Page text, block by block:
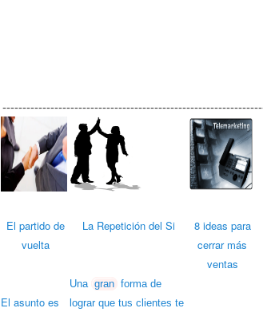
El partido de
vuelta
El asunto es
La Repetición del Si
Una gran forma de
lograr que tus clientes te
8 ideas para
cerrar más
ventas